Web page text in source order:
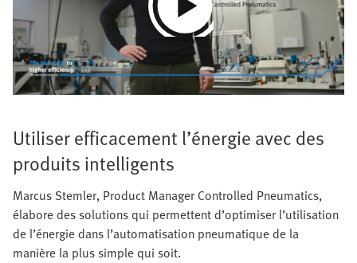
Play
Video
Utiliser efficacement l’énergie avec des
produits intelligents
Marcus Stemler, Product Manager Controlled Pneumatics,
élabore des solutions qui permettent d’optimiser l’utilisation
de l’énergie dans l’automatisation pneumatique de la
manière la plus simple qui soit.